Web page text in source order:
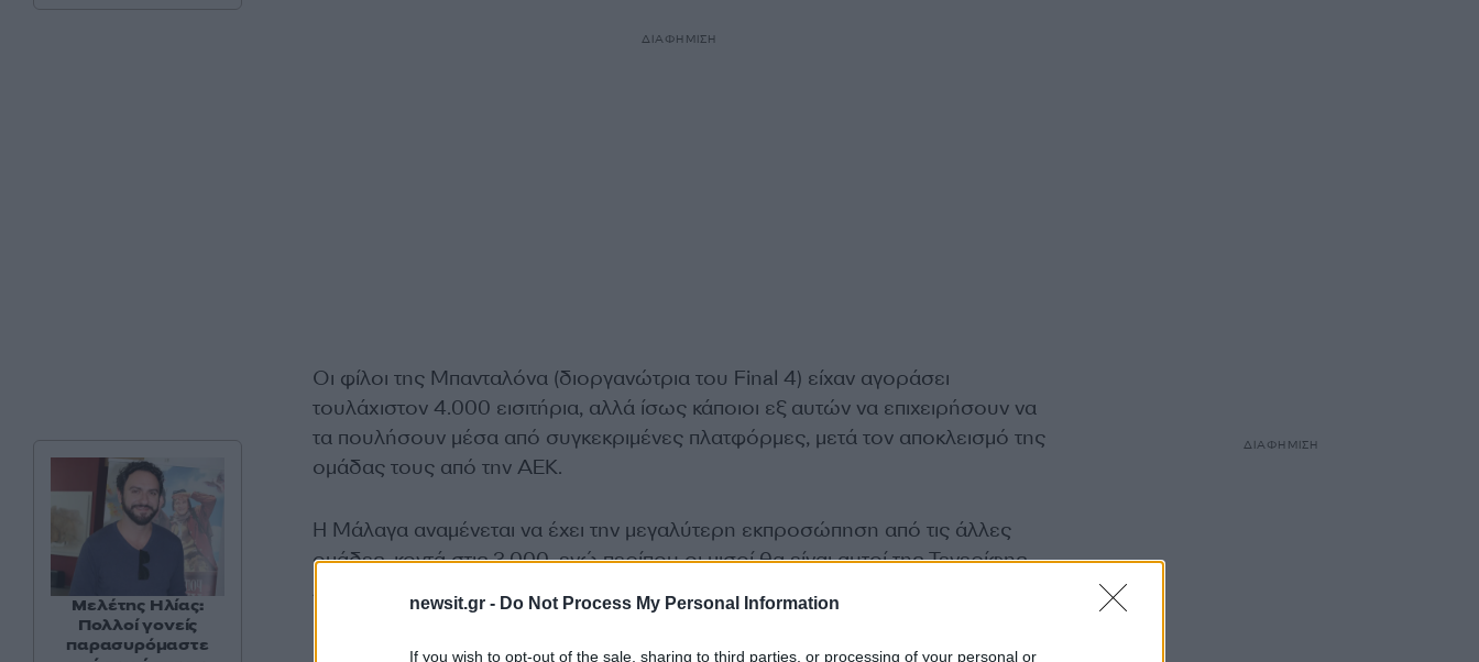
newsit.gr - Do Not Process My Personal Information
If you wish to opt-out of the sale, sharing to third parties, or processing of your personal or
ΔΙΑΦΗΜΙΣΗ
Οι φίλοι της Μπανταλόνα (διοργανώτρια του Final 4) είχαν αγοράσει
τουλάχιστον 4.000 εισιτήρια, αλλά ίσως κάποιοι εξ αυτών να επιχειρήσουν να
τα πουλήσουν μέσα από συγκεκριμένες πλατφόρμες, μετά τον αποκλεισμό της
ομάδας τους από την ΑΕΚ.
Η Μάλαγα αναμένεται να έχει την μεγαλύτερη εκπροσώπηση από τις άλλες
ομάδες, κοντά στις 3.000, ενώ περίπου οι μισοί θα είναι αυτοί της Τενερίφης.
Αρκετό κόσμο θα έχει και η Ρίτας Βίλνιους, καθώς υπολογίζεται περίπου
1.000 Λιθουανοί να κάνουν το ταξίδι.
Μελέτης Ηλίας:
Πολλοί γονείς
παρασυρόμαστε
ΔΙΑΦΗΜΙΣΗ